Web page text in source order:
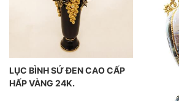
LỤC BÌNH SỨ ĐEN CAO CẤP
HẤP VÀNG 24K.